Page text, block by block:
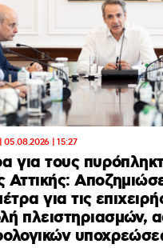
05.08.2026 | 15:27
για τους
Αττικής:
για τις
πλειστηριασμών,